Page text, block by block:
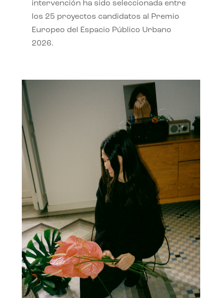
intervención ha sido seleccionada entre
los 25 proyectos candidatos al Premio
Europeo del Espacio Público Urbano
2026.